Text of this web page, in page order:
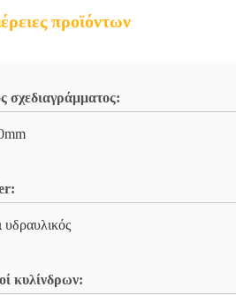
προϊόντων
σχεδιαγράμματος:
υδραυλικός
κυλίνδρων: